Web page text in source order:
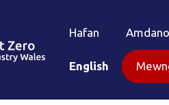
Hafan
English